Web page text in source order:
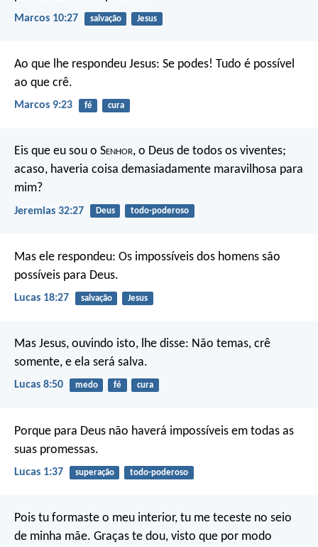
Marcos 10:27 salvação Jesus
Ao que lhe respondeu Jesus: Se podes! Tudo é possível
ao que crê.
Marcos 9:23 fé cura
Eis que eu sou o Senhor, o Deus de todos os viventes;
acaso, haveria coisa demasiadamente maravilhosa para
mim?
Jeremias 32:27 Deus todo-poderoso
Mas ele respondeu: Os impossíveis dos homens são
possíveis para Deus.
Lucas 18:27 salvação Jesus
Mas Jesus, ouvindo isto, lhe disse: Não temas, crê
somente, e ela será salva.
Lucas 8:50 medo fé cura
Porque para Deus não haverá impossíveis em todas as
suas promessas.
Lucas 1:37 superação todo-poderoso
Pois tu formaste o meu interior, tu me teceste no seio
de minha mãe. Graças te dou, visto que por modo